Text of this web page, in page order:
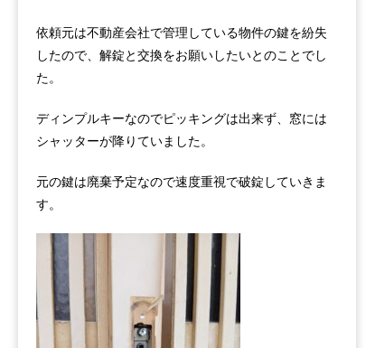
依頼元は不動産会社で管理している物件の鍵を紛失
したので、解錠と交換をお願いしたいとのことでし
た。
ディンプルキーなのでピッキングは出来ず、窓には
シャッターが降りていました。
元の鍵は廃棄予定なので速度重視で破錠していきま
す。